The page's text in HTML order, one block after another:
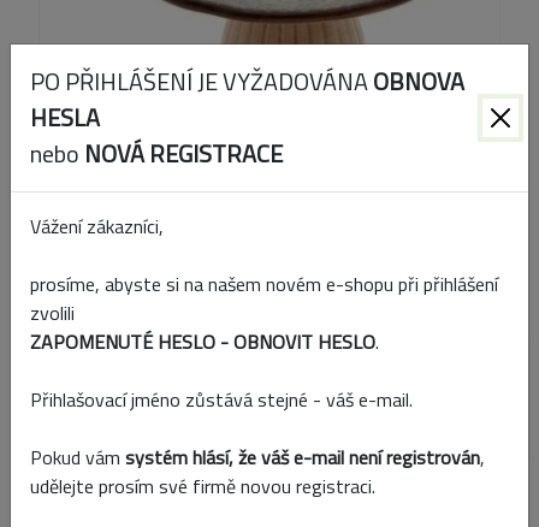
Kód produktu:
EAN:
8720719602372
Přidat k porovnání
PO PŘIHLÁŠENÍ JE VYŽADOVÁNAOBNOVA
HESLA
nebo NOVÁ REGISTRACE
Vážení zákazníci,
prosíme, abyste si na našem novém e-shopu při přihlášení
zvolili
ZAPOMENUTÉ HESLO - OBNOVIT HESLO.
Přihlašovací jméno zůstává stejné - váš e-mail.
Pokud vám systém hlásí, že váš e-mail není registrován,
udělejte prosím své firmě novou registraci.